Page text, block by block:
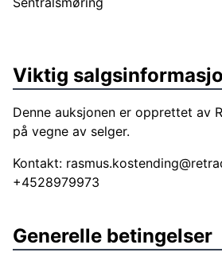
Viktig
Denne auksjonen er opprettet av
på vegne av selger.
Kontakt:
+4528979973
Generelle betingelser